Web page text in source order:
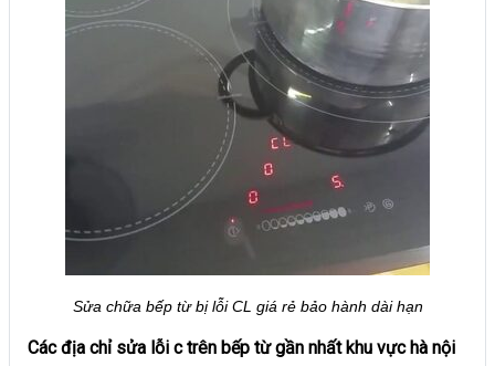
Sửa chữa bếp từ bị lỗi CL giá rẻ bảo hành dài hạn
Các địa chỉ sửa lỗi c trên bếp từ gần nhất khu vực hà nội